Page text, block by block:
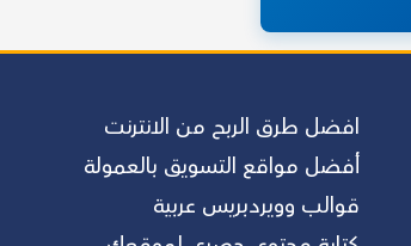
افضل طرق الربح من الانترنت
أفضل مواقع التسويق بالعمولة
قوالب وويردبريس عربية